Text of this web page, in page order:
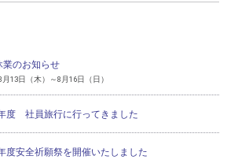
業のお知らせ
月13日（木）～8月16日（日）
度 社員旅行に行ってきました
度安全祈願祭を開催いたしました